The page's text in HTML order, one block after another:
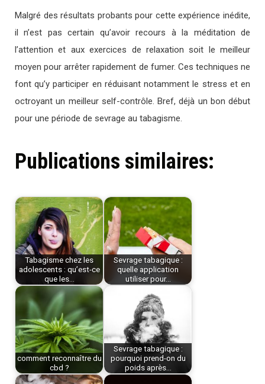
Malgré des résultats probants pour cette expérience inédite,
il n’est pas certain qu’avoir recours à la méditation de
l’attention et aux exercices de relaxation soit le meilleur
moyen pour arrêter rapidement de fumer. Ces techniques ne
font qu’y participer en réduisant notamment le stress et en
octroyant un meilleur self-contrôle. Bref, déjà un bon début
pour une période de sevrage au tabagisme.
Publications similaires:
Tabagisme chez les
adolescents : qu’est-ce
que les…
Sevrage tabagique :
quelle application
utiliser pour…
comment reconnaître du
cbd ?
Sevrage tabagique :
pourquoi prend-on du
poids après…